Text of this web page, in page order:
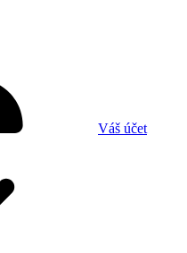
Váš účet